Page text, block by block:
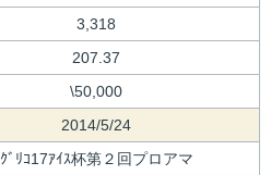
3,318
207.37
\50,000
2014/5/24
ｸﾞﾘｺ17ｱｲｽ杯第２回プロアマ